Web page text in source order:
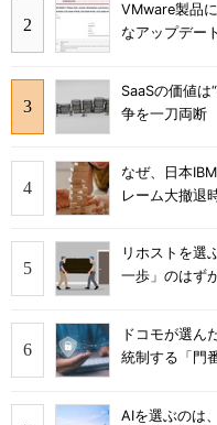
VMware製品
なアップデー
SaaSの価値
争を一刀両断
なぜ、日本
レーム大撤退
リホストを選
一歩」のはず
ドコモが選ん
統制する「門
AIを選ぶのは